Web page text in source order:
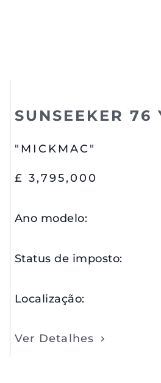
SUNSEEKER 76
"MICKMAC"
£ 3,795,000
Ano modelo:
Status de imposto:
Localização:
Ver Detalhes